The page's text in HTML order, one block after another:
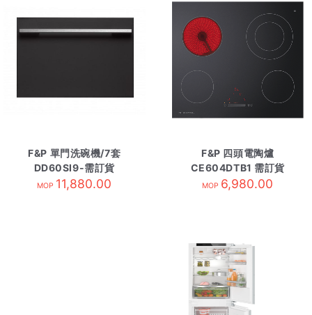
F&P 單門洗碗機/7套
DD60SI9-需訂貨
MOP 11,880.00
F&P 四頭電陶爐
CE604DTB1 需訂貨
MOP 6,980.00